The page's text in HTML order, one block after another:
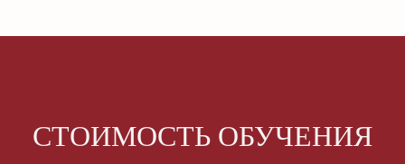
СТОИМОСТЬ ОБУЧЕНИЯ